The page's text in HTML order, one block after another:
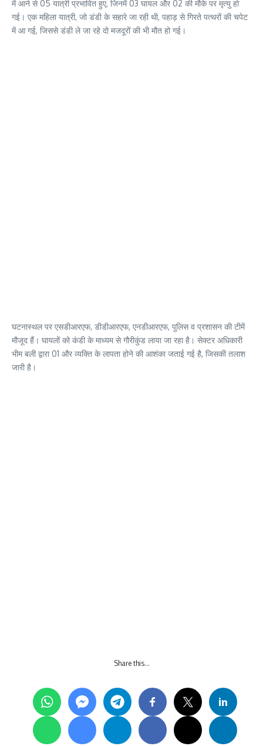
में आने से 05 यात्री प्रभावित हुए, जिनमें 03 घायल और 02 की मौके पर मृत्यु हो
गई। एक महिला यात्री, जो डंडी के सहारे जा रही थी, पहाड़ से गिरते पत्थरों की चपेट
में आ गई, जिससे डंडी ले जा रहे दो मजदूरों की भी मौत हो गई।
घटनास्थल पर एसडीआरएफ, डीडीआरएफ, एनडीआरएफ, पुलिस व प्रशासन की टीमें
मौजूद हैं। घायलों को कंडी के माध्यम से गौरीकुंड लाया जा रहा है। सेक्टर अधिकारी
भीम बली द्वारा 01 और व्यक्ति के लापता होने की आशंका जताई गई है, जिसकी तलाश
जारी है।
Share this…